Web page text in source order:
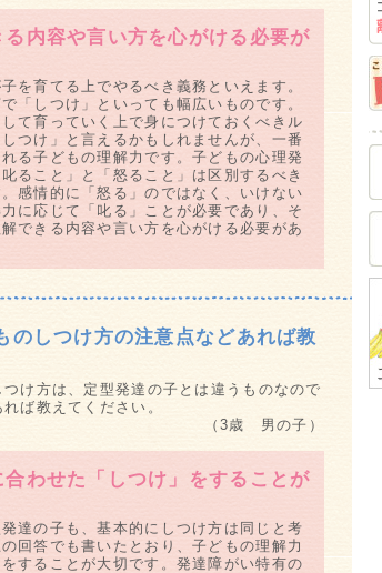
内容や言い方を心がける必要が
を育てる上でやるべき義務といえます。
「しつけ」といっても幅広いものです。
て育っていく上で身につけておくべきル
つけ」と言えるかもしれませんが、一番
る子どもの理解力です。子どもの心理発
ること」と「怒ること」は区別するべき
感情的に「怒る」のではなく、いけない
に応じて「叱る」ことが必要であり、そ
できる内容や言い方を心がける必要があ
のしつけ方の注意点などあれば教
け方は、定型発達の子とは違うものなので
ば教えてください。
（3歳 男の子）
わせた「しつけ」をすることが
達の子も、基本的にしつけ方は同じと考
回答でも書いたとおり、子どもの理解力
することが大切です。発達障がい特有の